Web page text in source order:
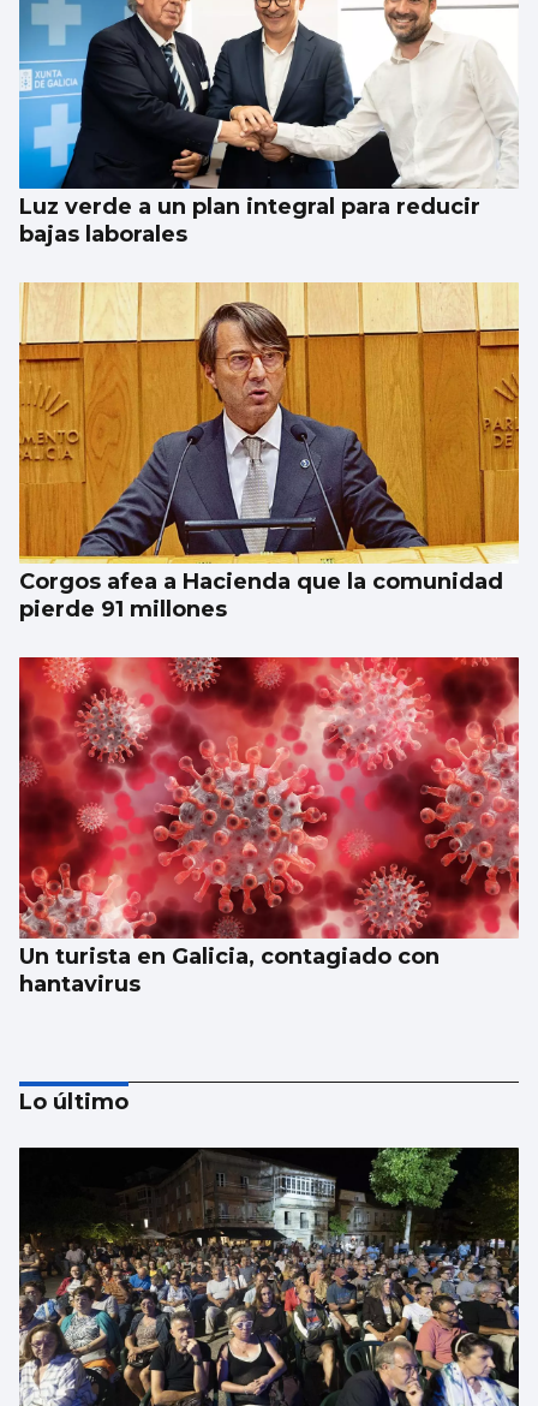
Luz verde a un plan integral para reducir
bajas laborales
Corgos afea a Hacienda que la comunidad
pierde 91 millones
Un turista en Galicia, contagiado con
hantavirus
Galicia gana más de 15.000 habitantes en el
último año gracias a la llegada de
migrantes
Lo último